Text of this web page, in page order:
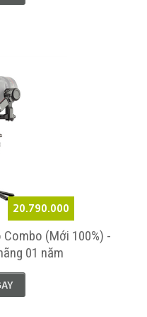
20.790.000
Combo (Mới 100%) -
01 năm